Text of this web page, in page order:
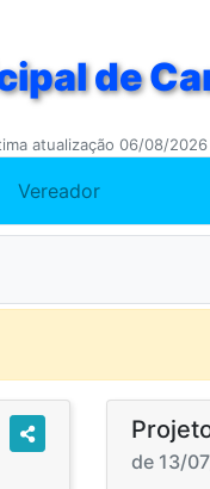
de
atualização 06/08/
Vereador
de 13/